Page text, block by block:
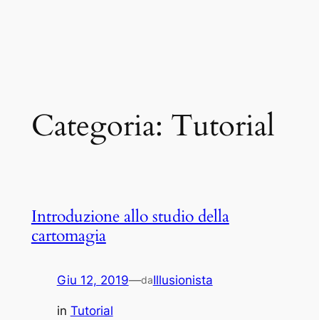
Categoria: Tutorial
Introduzione allo studio della
cartomagia
Giu 12, 2019—daIllusionista
in Tutorial